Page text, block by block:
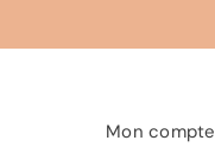
Mon compte